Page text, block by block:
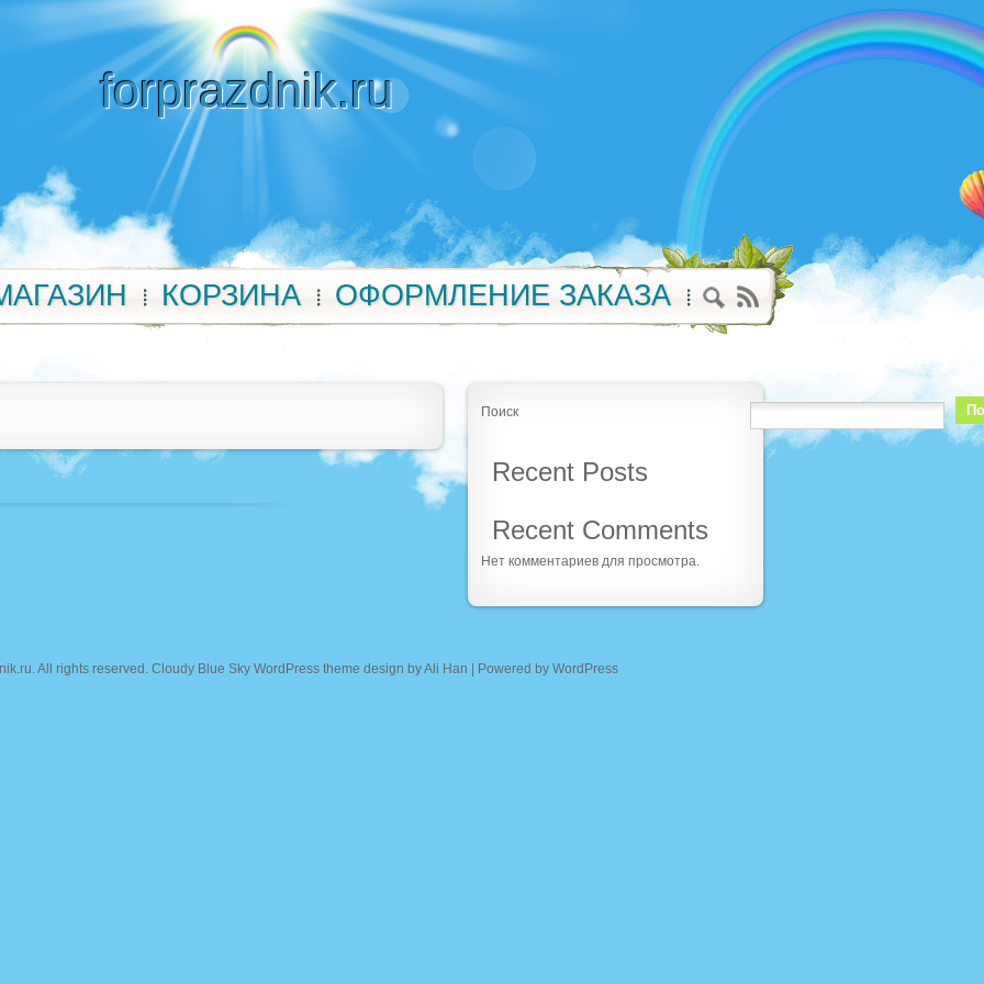
forprazdnik.ru
КОРЗИНА ОФОРМЛЕНИЕ ЗАКАЗА
Поиск
Recent Posts
Recent Comments
Нет комментариев для просмотра.
. All rights reserved. Cloudy Blue Sky WordPress theme design byAli Han | Powered by WordPress